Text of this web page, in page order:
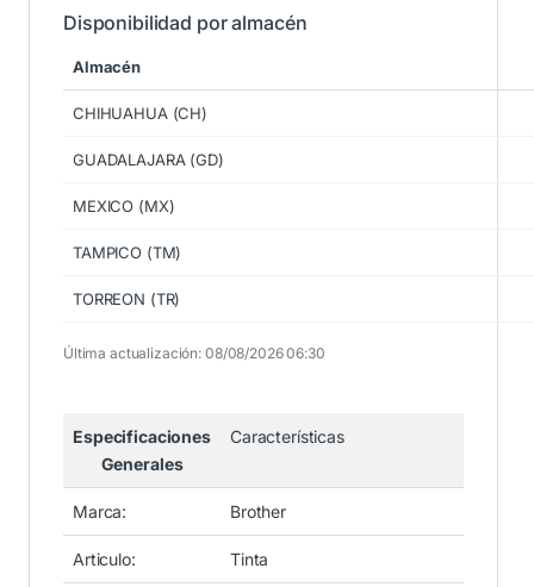
Disponibilidad por almacén
Almacén
CHIHUAHUA (CH)
GUADALAJARA (GD)
MEXICO (MX)
TAMPICO (TM)
TORREON (TR)
Última actualización: 08/08/2026 06:30
Especificaciones
Generales
Características
Marca: Brother
Articulo: Tinta